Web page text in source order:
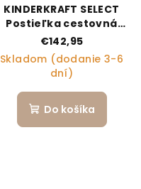
KINDERKRAFT SELECT
Postieľka cestovná
Moon Dream Beige
€142,95
Skladom (dodanie 3-6
dní)
Do košíka